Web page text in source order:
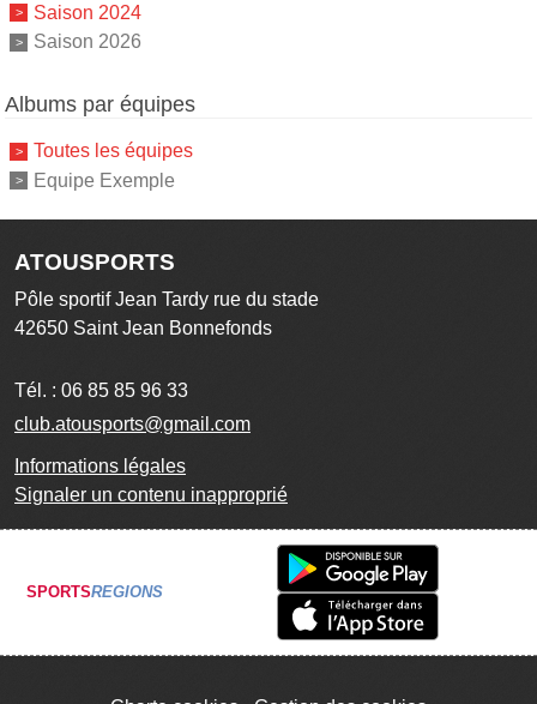
Saison 2024
Saison 2026
Albums par équipes
Toutes les équipes
Equipe Exemple
ATOUSPORTS
Pôle sportif Jean Tardy rue du stade
42650 Saint Jean Bonnefonds
Tél. : 06 85 85 96 33
club.atousports@gmail.com
Informations légales
Signaler un contenu inapproprié
SPORTSREGIONS